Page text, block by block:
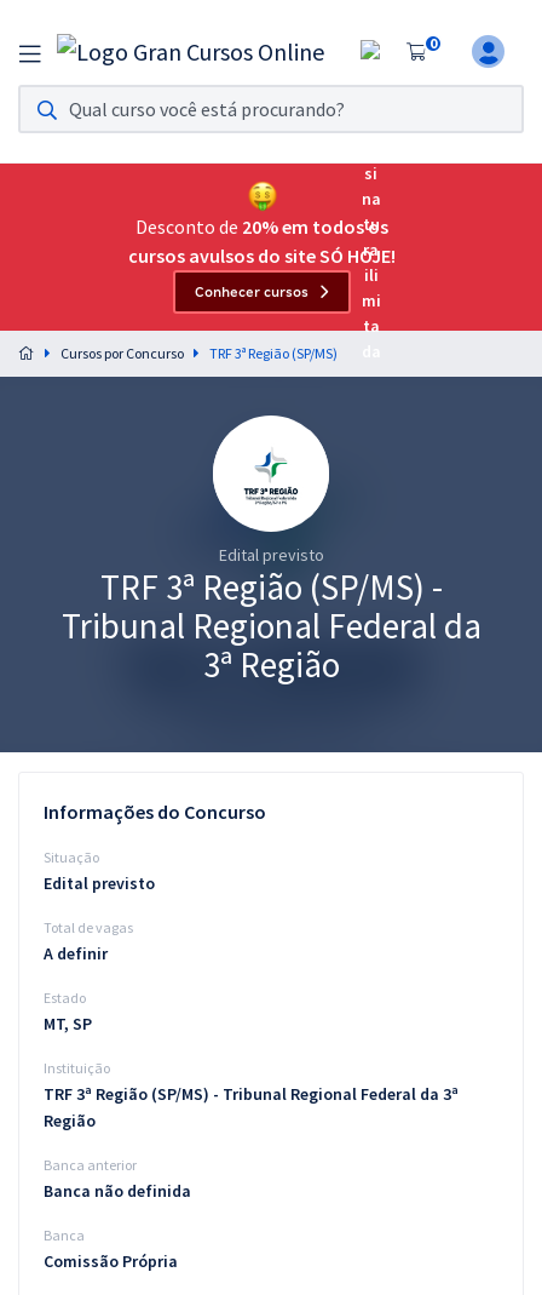
0
Assinatura Ilimitada 11
Acesso a todos os cursos. Teste grátis por 7 dias!
Assinatura OAB Até Passar
Acesso ilimitado a toda preparação para o Exame da
Preparação completa e intensiva para as principais
residências em saúde do Brasil
Graduação
Blog
Aprovados
Atendimento
Desconto de 20% em todos os
cursos avulsos do site SÓ HOJE!
Conhecer cursos
Cursos por Concurso TRF 3ª Região (SP/MS)
Edital previsto
TRF 3ª Região (SP/MS) -
Tribunal Regional Federal da
3ª Região
Informações do Concurso
Situação
Edital previsto
Total de vagas
A definir
Estado
MT, SP
Instituição
TRF 3ª Região (SP/MS) - Tribunal Regional Federal da 3ª
Região
Banca anterior
Banca não definida
Banca
Comissão Própria